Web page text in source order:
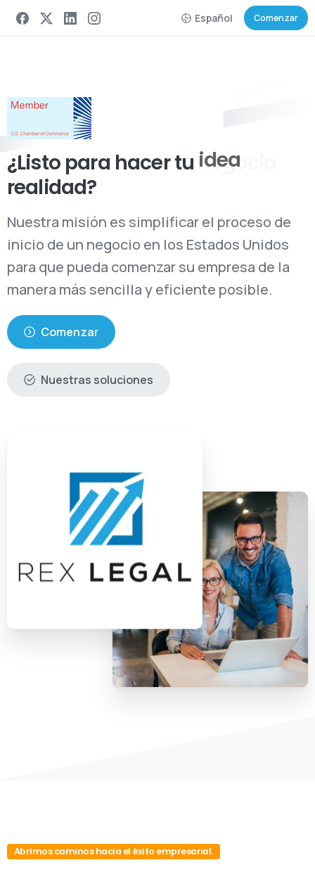
Español Comenzar
¿Listo para hacer tu negocio
realidad?
Nuestra misión es simplificar el proceso de
inicio de un negocio en los Estados Unidos
para que pueda comenzar su empresa de la
manera más sencilla y eficiente posible.
Comenzar
Nuestras soluciones
Abrimos caminos hacia el éxito empresarial.